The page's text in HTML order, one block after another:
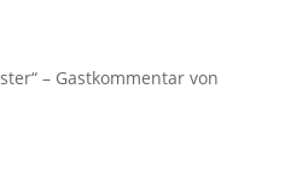
– Gastkommentar von